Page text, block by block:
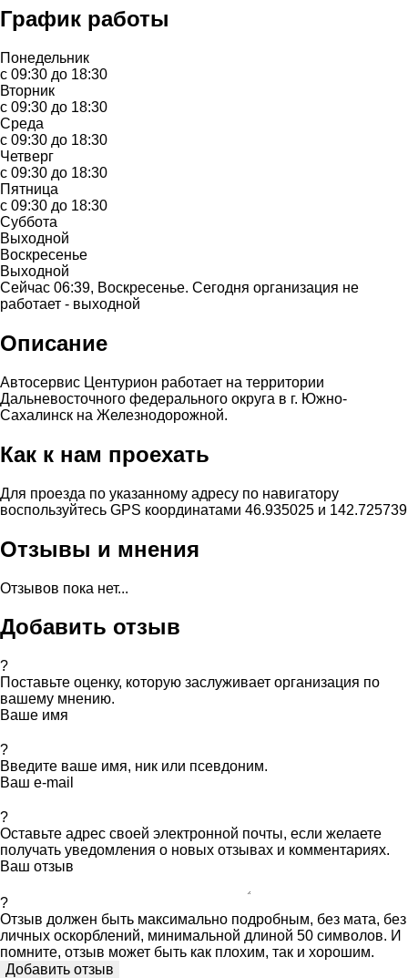
График работы
Понедельник
с 09:30 до 18:30
Вторник
с 09:30 до 18:30
Среда
с 09:30 до 18:30
Четверг
с 09:30 до 18:30
Пятница
с 09:30 до 18:30
Суббота
Выходной
Воскресенье
Выходной
Сейчас 06:39, Воскресенье. Сегодня организация не
работает - выходной
Описание
Автосервис Центурион работает на территории
Дальневосточного федерального округа в г. Южно-
Сахалинск на Железнодорожной.
Как к нам проехать
Для проезда по указанному адресу по навигатору
воспользуйтесь GPS координатами 46.935025 и 142.725739
Отзывы и мнения
Отзывов пока нет...
Добавить отзыв
?
Поставьте оценку, которую заслуживает организация по
вашему мнению.
Ваше имя
?
Введите ваше имя, ник или псевдоним.
Ваш e-mail
?
Оставьте адрес своей электронной почты, если желаете
получать уведомления о новых отзывах и комментариях.
Ваш отзыв
?
Отзыв должен быть максимально подробным, без мата, без
личных оскорблений, минимальной длиной 50 символов. И
помните, отзыв может быть как плохим, так и хорошим.